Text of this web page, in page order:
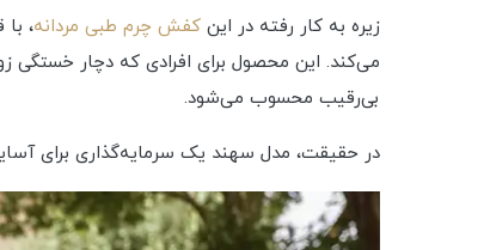
زیره به کار رفته در این کفش چرم طبی مردانه،
می‌کند. این محصول برای افرادی که دچار خستگی
بی‌رقیب محسوب می‌شود.
در حقیقت، مدل سهند یک سرمایه‌گذاری برای